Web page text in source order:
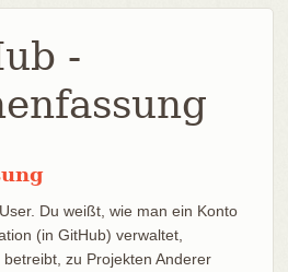
-
Du weißt, wie man ein Konto
(in GitHub) verwaltet,
zu Projekten Anderer